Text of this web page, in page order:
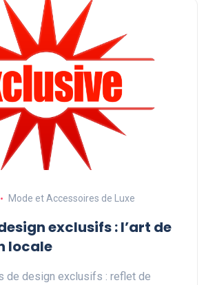
Mode et Accessoires de Luxe
exclusifs : l’art de
locale
de design exclusifs : reflet de